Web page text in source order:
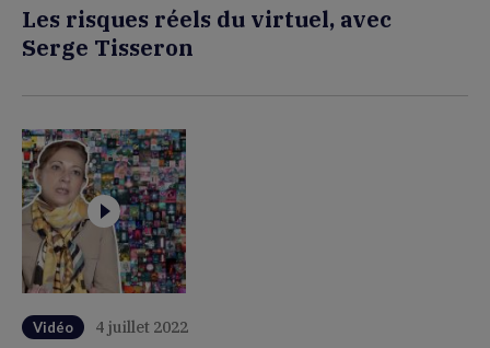
Les risques réels du virtuel, avec
Serge Tisseron
Vidéo 4 juillet 2022